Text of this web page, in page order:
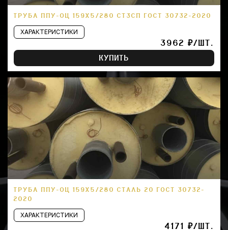
ТРУБА ППУ-ОЦ 159Х5/280 СТ3СП ГОСТ 30732-2020
ХАРАКТЕРИСТИКИ
3962 ₽/ШТ.
КУПИТЬ
ТРУБА ППУ-ОЦ 159Х5/280 СТАЛЬ 20 ГОСТ 30732-
2020
ХАРАКТЕРИСТИКИ
4171 ₽/ШТ.